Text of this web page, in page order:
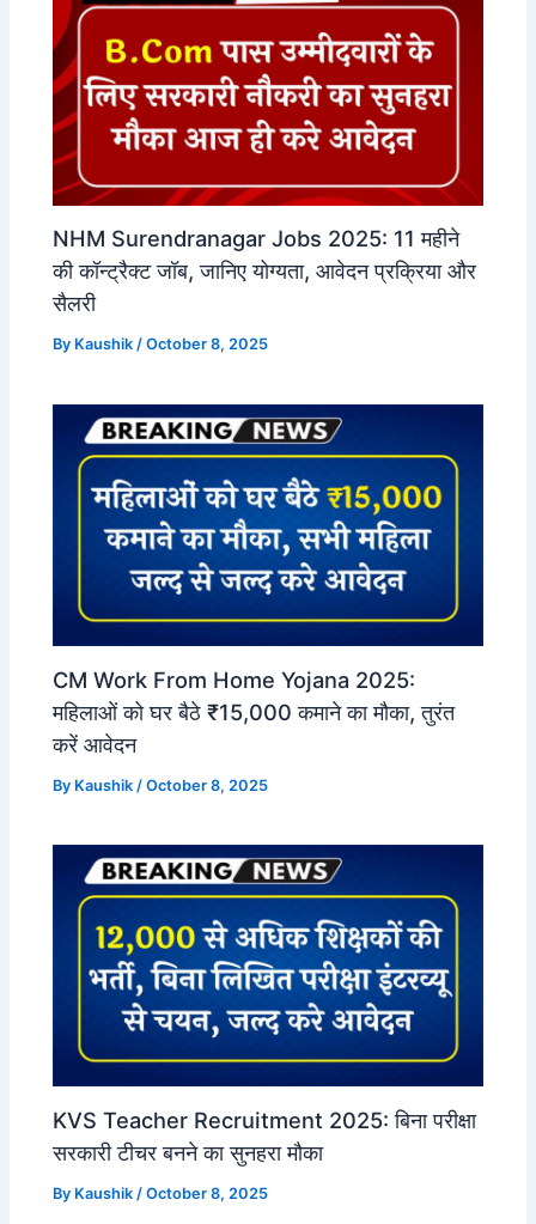
NHM Surendranagar Jobs 2025: 11 महीने
की कॉन्ट्रैक्ट जॉब, जानिए योग्यता, आवेदन प्रक्रिया और
सैलरी
By Kaushik/October 8, 2025
CM Work From Home Yojana 2025:
महिलाओं को घर बैठे ₹15,000 कमाने का मौका, तुरंत
करें आवेदन
By Kaushik /October 8, 2025
KVS Teacher Recruitment 2025: बिना परीक्षा
सरकारी टीचर बनने का सुनहरा मौका
By Kaushik /October 8, 2025